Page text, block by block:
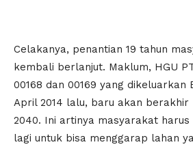
Celakanya, penantian 19 tahun
kembali berlanjut. Maklum, HGU
00168 dan 00169 yang dikeluarkan
April 2014 lalu, baru akan berakhir
2040. Ini artinya masyarakat harus
lagi untuk bisa menggarap lahan